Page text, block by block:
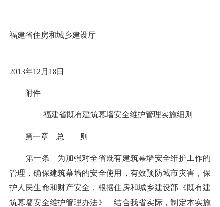
福建省住房和城乡建设厅
2013年12月18日
附件
福建省既有建筑幕墙安全维护管理实施细则
第一章 总 则
第一条 为加强对全省既有建筑幕墙安全维护工作的
管理，确保建筑幕墙的安全使用，有效预防城市灾害，保
护人民生命和财产安全，根据住房和城乡建设部《既有建
筑幕墙安全维护管理办法》，结合我省实际，制定本实施